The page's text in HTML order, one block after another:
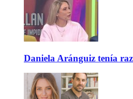
Daniela Aránguiz tenía